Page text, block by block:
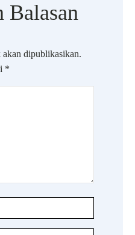
Balasan
dipublikasikan.
*